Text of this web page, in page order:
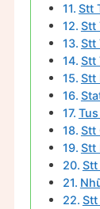
Stt
Stt
Stt
Stt
Stt
Stt
Stt
Stt
Stt